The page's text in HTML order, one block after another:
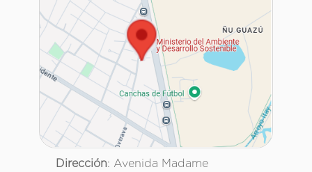
Dirección: Avenida Madame